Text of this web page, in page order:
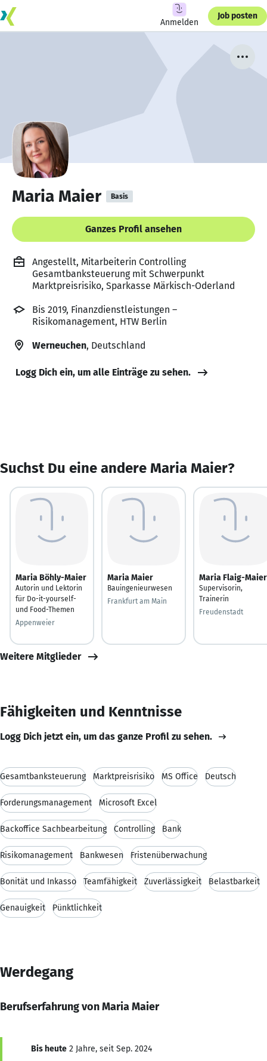
Anmelden
Job posten
Maria Maier Basis
Ganzes Profil ansehen
Angestellt, Mitarbeiterin Controlling
Gesamtbanksteuerung mit Schwerpunkt
Marktpreisrisiko, Sparkasse Märkisch-Oderland
Bis 2019, Finanzdienstleistungen –
Risikomanagement, HTW Berlin
Werneuchen, Deutschland
Logg Dich ein, um alle Einträge zu sehen.
Suchst Du eine andere Maria Maier?
Maria Böhly-Maier
Autorin und Lektorin
für Do-it-yourself-
und Food-Themen
Appenweier
Maria Maier
Bauingenieurwesen
Frankfurt am Main
Maria Flaig-Maier
Supervisorin,
Trainerin
Freudenstadt
Weitere Mitglieder
Fähigkeiten und Kenntnisse
Logg Dich jetzt ein, um das ganze Profil zu sehen.
Gesamtbanksteuerung Marktpreisrisiko MS Office Deutsch
Forderungsmanagement Microsoft Excel
Backoffice Sachbearbeitung Controlling Bank
Risikomanagement Bankwesen Fristenüberwachung
Bonität und Inkasso Teamfähigkeit Zuverlässigkeit Belastbarkeit
Genauigkeit Pünktlichkeit
Werdegang
Berufserfahrung von Maria Maier
Bis heute 2 Jahre, seit Sep. 2024